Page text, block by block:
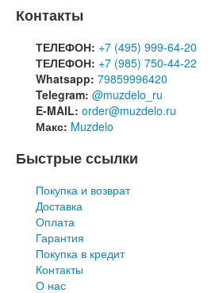
Контакты
ТЕЛЕФОН: +7 (495) 999-64-20
ТЕЛЕФОН: +7 (985) 750-44-22
Whatsapp: 79859996420
Telegram: @muzdelo_ru
E-MAIL: order@muzdelo.ru
Макс: Muzdelo
Быстрые ссылки
Покупка и возврат
Доставка
Оплата
Гарантия
Покупка в кредит
Контакты
О нас